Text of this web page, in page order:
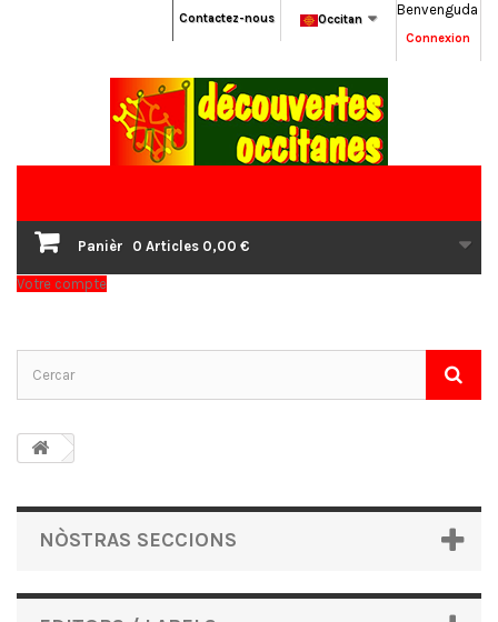
Benvenguda
Connexion
Occitan
Contactez-nous
Panièr 0 Articles 0,00 €
Votre compte
NÒSTRAS SECCIONS